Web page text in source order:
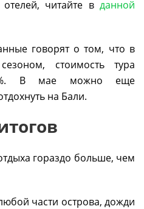
читайте в данной
говорят о том, что в
стоимость тура
В мае можно еще
на Бали.
гораздо больше, чем
части острова, дожди